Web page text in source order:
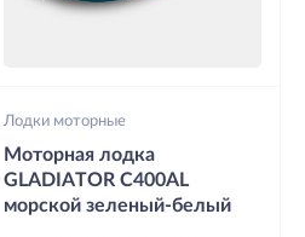
Лодки моторные
Моторная лодка
GLADIATOR C400AL
морской зеленый-белый